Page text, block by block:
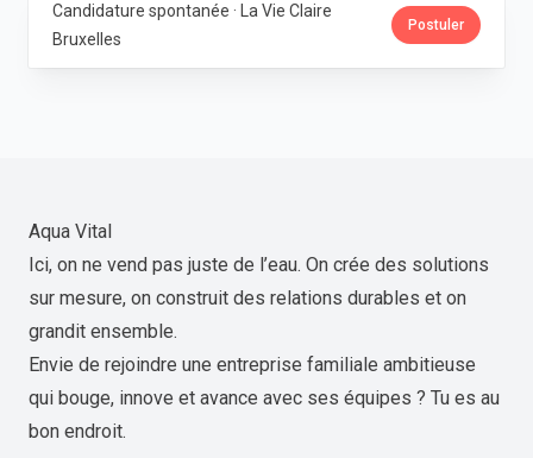
Candidature spontanée · La Vie Claire
Bruxelles
Postuler
Aqua Vital
Ici, on ne vend pas juste de l’eau. On crée des solutions
sur mesure, on construit des relations durables et on
grandit ensemble.
Envie de rejoindre une entreprise familiale ambitieuse
qui bouge, innove et avance avec ses équipes ? Tu es au
bon endroit.